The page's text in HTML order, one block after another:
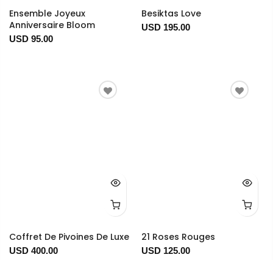
Ensemble Joyeux
Anniversaire Bloom
USD 95.00
Besiktas Love
USD 195.00
Coffret De Pivoines De Luxe
USD 400.00
21 Roses Rouges
USD 125.00